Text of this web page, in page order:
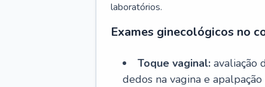
laboratórios.
Exames ginecológicos no
Toque vaginal: avaliação
dedos na vagina e